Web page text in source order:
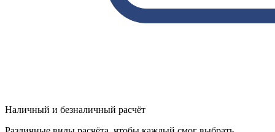
Наличный и безналичный расчёт